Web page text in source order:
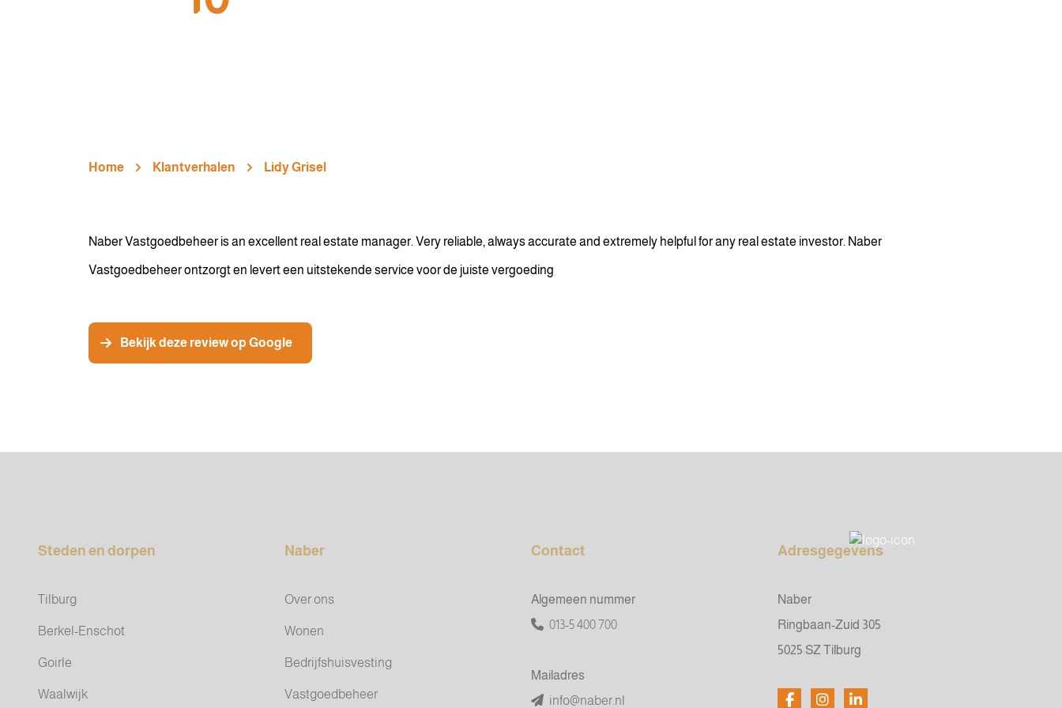
Home Klantverhalen Lidy Grisel
Naber Vastgoedbeheer is an excellent real estate manager. Very reliable, always accurate and extremely helpful for any real estate investor. Naber
Vastgoedbeheer ontzorgt en levert een uitstekende service voor de juiste vergoeding
Bekijk deze review op Google
Steden en dorpen
Tilburg
Berkel-Enschot
Goirle
Waalwijk
Naber
Over ons
Wonen
Bedrijfshuisvesting
Vastgoedbeheer
Contact
Algemeen nummer
013-5 400 700
Mailadres
info@naber.nl
Adresgegevens
Naber
Ringbaan-Zuid 305
5025 SZ Tilburg